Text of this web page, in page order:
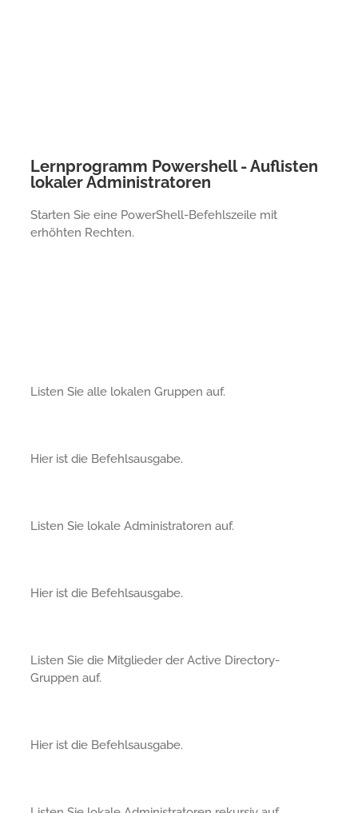
Lernprogramm Powershell - Auflisten
lokaler Administratoren
Starten Sie eine PowerShell-Befehlszeile mit
erhöhten Rechten.
Listen Sie alle lokalen Gruppen auf.
Hier ist die Befehlsausgabe.
Listen Sie lokale Administratoren auf.
Hier ist die Befehlsausgabe.
Listen Sie die Mitglieder der Active Directory-
Gruppen auf.
Hier ist die Befehlsausgabe.